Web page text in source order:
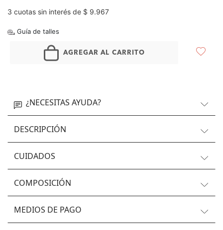
3 cuotas sin interés de $ 9.967
Guía de talles
AGREGAR AL CARRITO
¿NECESITAS AYUDA?
DESCRIPCIÓN
CUIDADOS
COMPOSICIÓN
MEDIOS DE PAGO